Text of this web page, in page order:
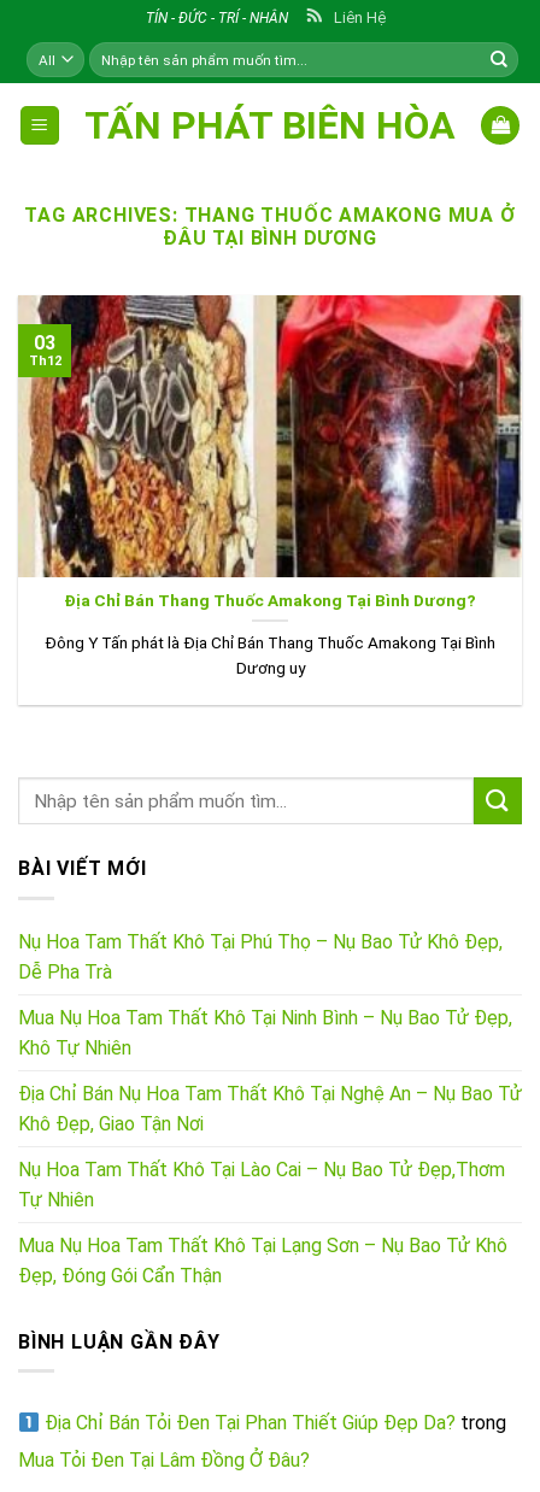
content
TÍN - ĐỨC - TRÍ - NHÂN Liên Hệ
Tìm
kiếm:
TẤN PHÁT BIÊN HÒA
TAG ARCHIVES: THANG THUỐC AMAKONG MUA Ở
ĐÂU TẠI BÌNH DƯƠNG
Địa Chỉ Bán Thang Thuốc Amakong Tại Bình Dương?
Đông Y Tấn phát là Địa Chỉ Bán Thang Thuốc Amakong Tại Bình
Dương uy
03
Th12
BÀI VIẾT MỚI
Nụ Hoa Tam Thất Khô Tại Phú Thọ – Nụ Bao Tử Khô Đẹp,
Dễ Pha Trà
Mua Nụ Hoa Tam Thất Khô Tại Ninh Bình – Nụ Bao Tử Đẹp,
Khô Tự Nhiên
Địa Chỉ Bán Nụ Hoa Tam Thất Khô Tại Nghệ An – Nụ Bao Tử
Khô Đẹp, Giao Tận Nơi
Nụ Hoa Tam Thất Khô Tại Lào Cai – Nụ Bao Tử Đẹp,Thơm
Tự Nhiên
Mua Nụ Hoa Tam Thất Khô Tại Lạng Sơn – Nụ Bao Tử Khô
Đẹp, Đóng Gói Cẩn Thận
BÌNH LUẬN GẦN ĐÂY
Địa Chỉ Bán Tỏi Đen Tại Phan Thiết Giúp Đẹp Da? trong
Mua Tỏi Đen Tại Lâm Đồng Ở Đâu?